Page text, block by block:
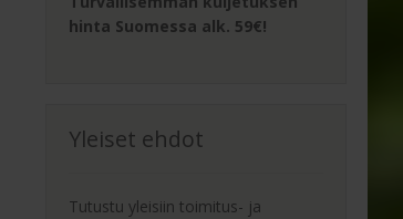
hinta Suomessa alk. 59€!
Yleiset ehdot
Tutustu yleisiin toimitus- ja